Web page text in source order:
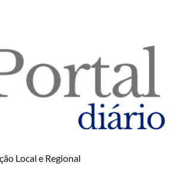
Local e Regional